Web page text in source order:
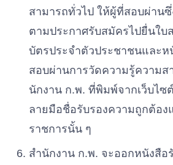
สามารถทั่วไป ให้ผู้ที่สอบผ่าน
ตามประกาศรับสมัครไปยื่นใบ
บัตรประจําตัวประชาชนและห
สอบผ่านการวัดความรู้ความส
นักงาน ก.พ. ที่พิมพ์จากเว็บไซ
ลายมือชื่อรับรองความถูกต้อง
ราชการนั้น ๆ
สํานักงาน ก.พ. จะออกหนังสือ